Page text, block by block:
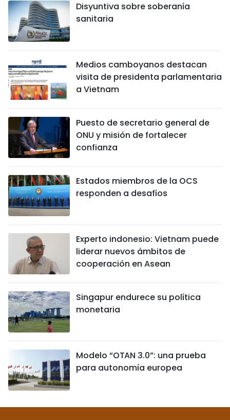
Disyuntiva sobre soberanía
sanitaria
Medios camboyanos destacan
visita de presidenta parlamentaria
a Vietnam
Puesto de secretario general de
ONU y misión de fortalecer
confianza
Estados miembros de la OCS
responden a desafíos
Experto indonesio: Vietnam puede
liderar nuevos ámbitos de
cooperación en Asean
Singapur endurece su política
monetaria
Modelo “OTAN 3.0”: una prueba
para autonomía europea